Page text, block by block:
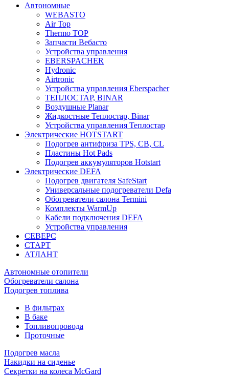
Автономные
WEBASTO
Air Top
Thermo TOP
Запчасти Вебасто
Устройства управления
EBERSPACHER
Hydronic
Airtronic
Устройства управления Eberspacher
ТЕПЛОСТАР, BINAR
Воздушные Planar
Жидкостные Теплостар, Binar
Устройства управления Теплостар
Электрические HOTSTART
Подогрев антифриза TPS, CB, CL
Пластины Hot Pads
Подогрев аккумуляторов Hotstart
Электрические DEFA
Подогрев двигателя SafeStart
Универсальные подогреватели Defa
Обогреватели салона Termini
Комплекты WarmUp
Кабели подключения DEFA
Устройства управления
СЕВЕРС
СТАРТ
АТЛАНТ
Автономные отопители
Обогреватели салона
Подогрев топлива
В фильтрах
В баке
Топливопровода
Проточные
Подогрев масла
Накидки на сиденье
Секретки на колеса McGard